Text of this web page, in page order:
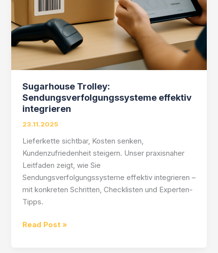
Sugarhouse Trolley:
Sendungsverfolgungssysteme effektiv
integrieren
23.11.2025
Lieferkette sichtbar, Kosten senken,
Kundenzufriedenheit steigern. Unser praxisnaher
Leitfaden zeigt, wie Sie
Sendungsverfolgungssysteme effektiv integrieren –
mit konkreten Schritten, Checklisten und Experten-
Tipps.
Sugarhouse
Read Post »